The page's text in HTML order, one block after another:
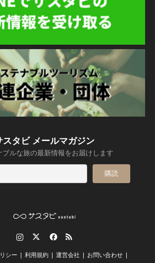
スタビ メールマガジン
ブルな旅の最新情報をお届けします
RSS
シー 利用規約 運営会社 お問い合わせ